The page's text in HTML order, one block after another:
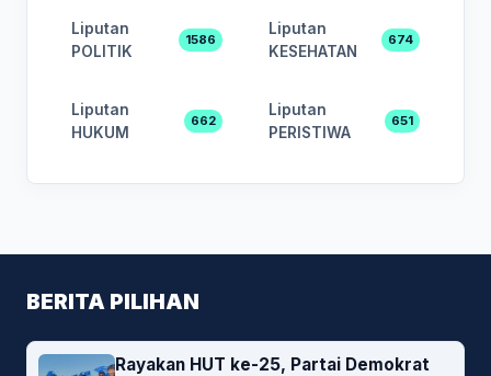
Liputan
POLITIK
1586
Liputan
KESEHATAN
674
Liputan
HUKUM
662
Liputan
PERISTIWA
651
BERITA PILIHAN
Rayakan HUT ke-25, Partai Demokrat